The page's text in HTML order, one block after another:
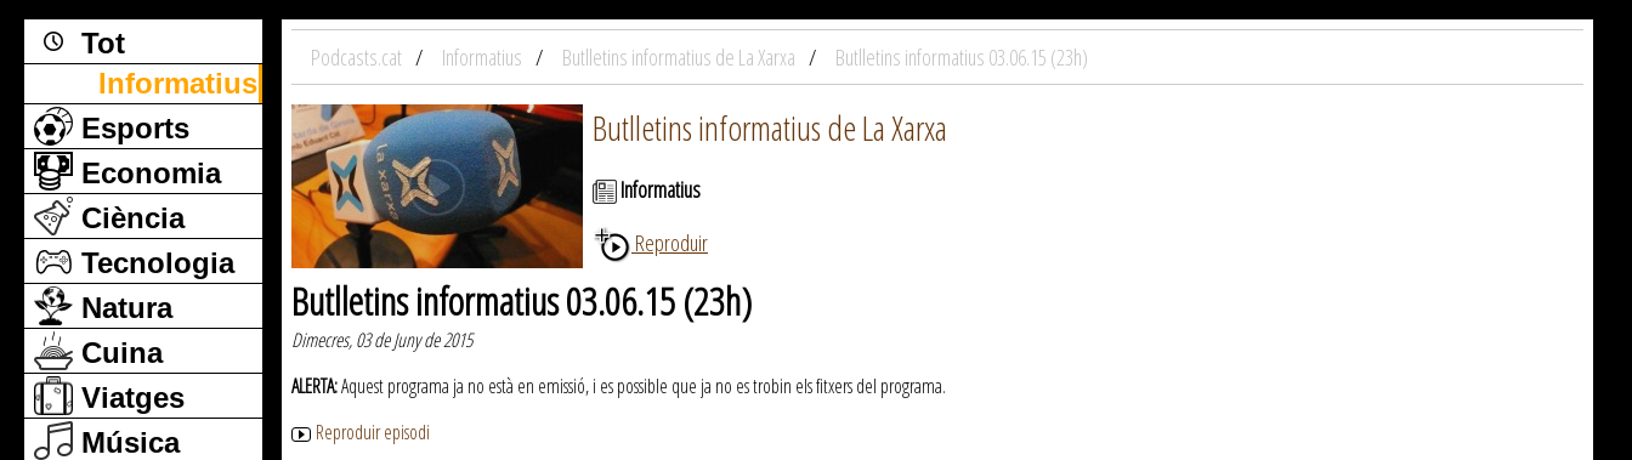
Tot
Informatius
Esports
Economia
Ciència
Tecnologia
Natura
Cuina
Viatges
Música
Podcasts.cat Informatius Butlletins informatius de La Xarxa Butlletins informatius 03.06.15 (23h)
Butlletins informatius de La Xarxa
Informatius
Reproduir
Butlletins informatius 03.06.15 (23h)
Dimecres, 03 de Juny de 2015
ALERTA:Aquest programa ja no està en emissió, i es possible que ja no es trobin els fitxers del programa.
Reproduir episodi